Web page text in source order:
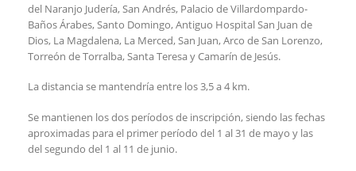
del Naranjo Judería, San Andrés, Palacio de Villardompardo-
Baños Árabes, Santo Domingo, Antiguo Hospital San Juan de
Dios, La Magdalena, La Merced, San Juan, Arco de San Lorenzo,
Torreón de Torralba, Santa Teresa y Camarín de Jesús.
La distancia se mantendría entre los 3,5 a 4 km.
Se mantienen los dos períodos de inscripción, siendo las fechas
aproximadas para el primer período del 1 al 31 de mayo y las
del segundo del 1 al 11 de junio.